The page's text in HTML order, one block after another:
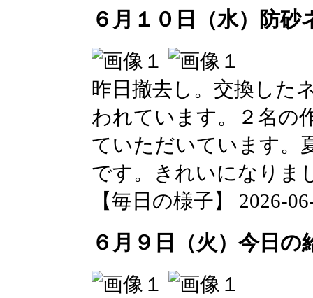
６月１０日（水）防砂
昨日撤去し。交換した
われています。２名の
ていただいています。
です。きれいになりま
【毎日の様子】 2026-
６月９日（火）今日の